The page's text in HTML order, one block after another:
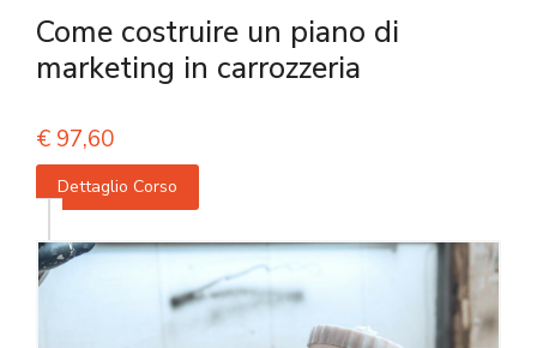
Come costruire un piano di
marketing in carrozzeria
€ 97,60
Dettaglio Corso